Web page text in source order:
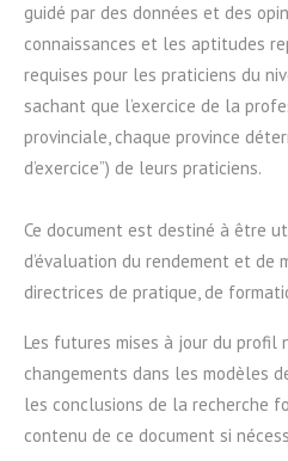
guidé par des données et des
connaissances et les aptitudes
requises pour les praticiens du
sachant que l’exercice de la
provinciale, chaque province
d’exercice”) de leurs praticiens.
Ce document est destiné à être
d’évaluation du rendement et de
directrices de pratique, de
Les futures mises à jour du
changements dans les modèles
les conclusions de la recherche
contenu de ce document si